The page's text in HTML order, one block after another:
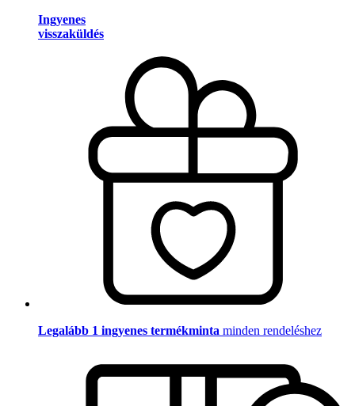
Ingyenes
visszaküldés
Legalább 1 ingyenes termékminta minden rendeléshez